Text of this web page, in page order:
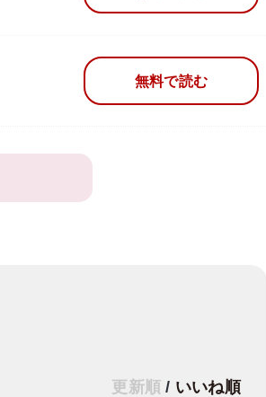
無料で読む
更新順 / いいね順